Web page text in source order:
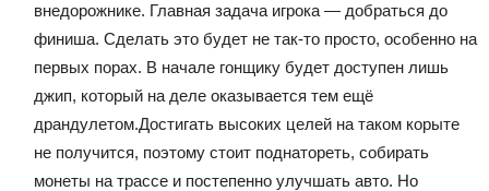
внедорожнике. Главная задача игрока — добраться до
финиша. Сделать это будет не так-то просто, особенно на
первых порах. В начале гонщику будет доступен лишь
джип, который на деле оказывается тем ещё
драндулетом.Достигать высоких целей на таком корыте
не получится, поэтому стоит поднатореть, собирать
монеты на трассе и постепенно улучшать авто. Но